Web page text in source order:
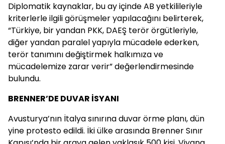
Diplomatik kaynaklar, bu ay içinde AB yetkilileriyle
kriterlerle ilgili görüşmeler yapılacağını belirterek,
“Türkiye, bir yandan PKK, DAEŞ terör örgütleriyle,
diğer yandan paralel yapıyla mücadele ederken,
terör tanımını değiştirmek halkımıza ve
mücadelemize zarar verir” değerlendirmesinde
bulundu.
BRENNER’DE DUVAR İSYANI
Avusturya’nın İtalya sınırına duvar örme planı, dün
yine protesto edildi. İki ülke arasında Brenner Sınır